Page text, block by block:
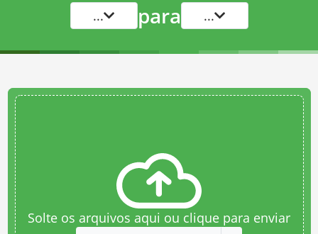
... para ...
Solte os arquivos aqui ou clique para enviar